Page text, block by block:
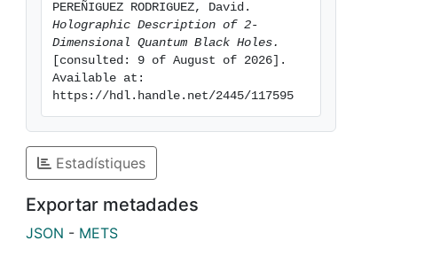
Holographic Description of 2-
Dimensional Quantum Black Holes.
[consulted: 9 of August of 2026].
Available at:
https://hdl.handle.net/2445/117595
Estadístiques
Exportar metadades
JSON - METS